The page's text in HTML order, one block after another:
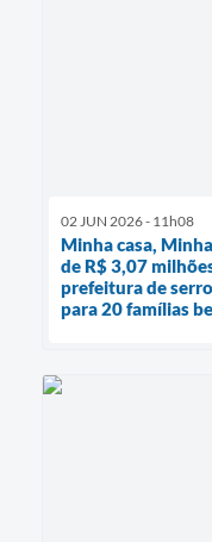
02 JUN 2026 - 11h08
Minha casa,
de R$ 3,07
prefeitura de
para 20 famílias